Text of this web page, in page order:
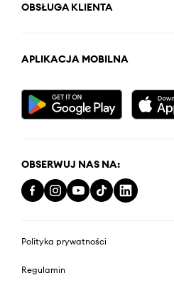
OBSŁUGA KLIENTA
APLIKACJA MOBILNA
OBSERWUJ NAS NA:
Polityka prywatności
Regulamin